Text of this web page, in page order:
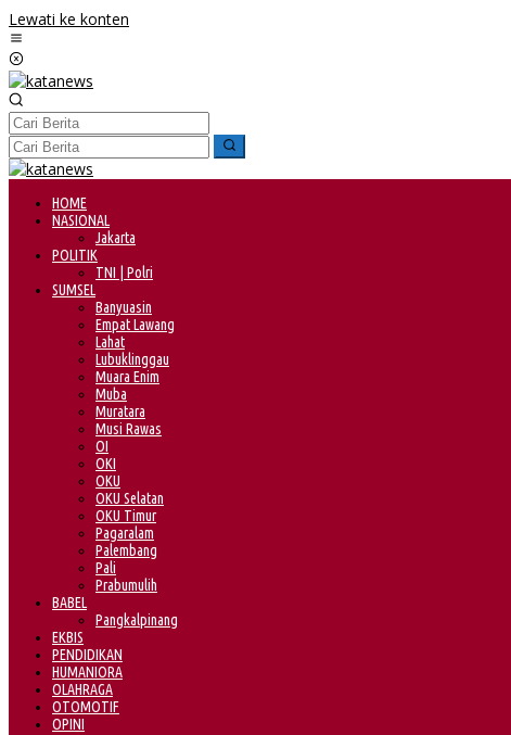
Lewati ke konten
HOME
NASIONAL
Jakarta
POLITIK
TNI | Polri
SUMSEL
Banyuasin
Empat Lawang
Lahat
Lubuklinggau
Muara Enim
Muba
Muratara
Musi Rawas
OI
OKI
OKU
OKU Selatan
OKU Timur
Pagaralam
Palembang
Pali
Prabumulih
BABEL
Pangkalpinang
EKBIS
PENDIDIKAN
HUMANIORA
OLAHRAGA
OTOMOTIF
OPINI